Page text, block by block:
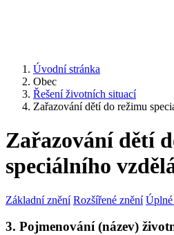
Úvodní stránka
Obec
Řešení životních situací
Zařazování dětí do režimu
Zařazování dětí
speciálního
Základní znění Rozšířené znění
3. Pojmenování (název)